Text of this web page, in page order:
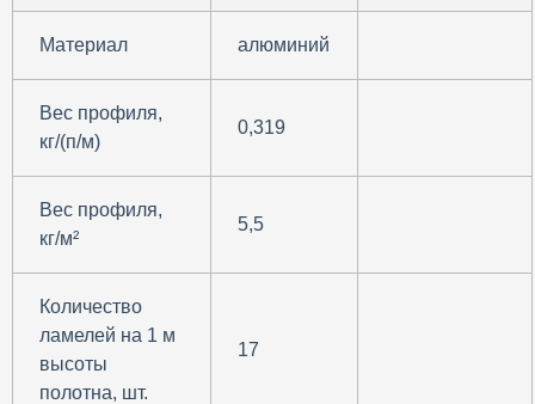
Материал алюминий
Вес профиля,
кг/(п/м)
0,319
Вес профиля,
кг/м²
5,5
Количество
ламелей на 1 м
высоты
полотна, шт.
17